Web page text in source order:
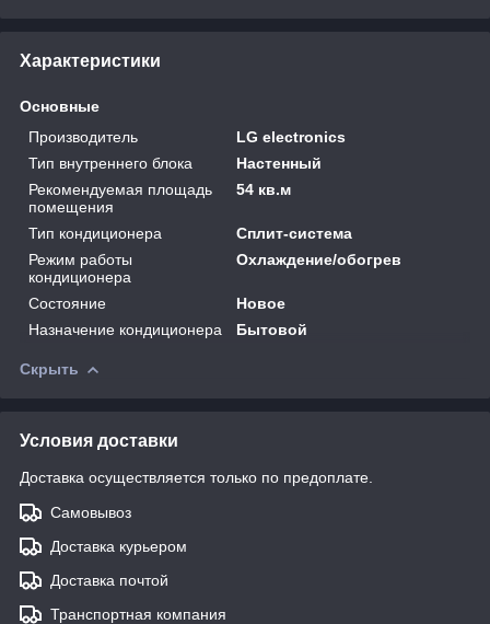
Характеристики
Основные
Производитель
LG electronics
Тип внутреннего блока
Настенный
Рекомендуемая площадь
помещения
54 кв.м
Тип кондиционера
Сплит-система
Режим работы
кондиционера
Охлаждение/обогрев
Состояние
Новое
Назначение кондиционера
Бытовой
Скрыть
Условия доставки
Доставка осуществляется только по предоплате.
Самовывоз
Доставка курьером
Доставка почтой
Транспортная компания